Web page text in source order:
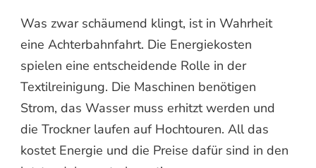
Was zwar schäumend klingt, ist in Wahrheit
eine Achterbahnfahrt. Die Energiekosten
spielen eine entscheidende Rolle in der
Textilreinigung. Die Maschinen benötigen
Strom, das Wasser muss erhitzt werden und
die Trockner laufen auf Hochtouren. All das
kostet Energie und die Preise dafür sind in den